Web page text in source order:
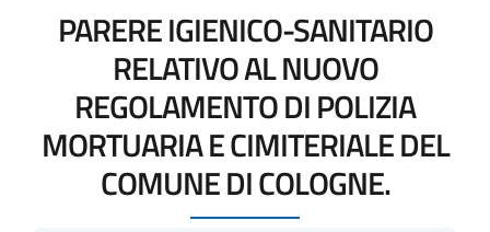
PARERE IGIENICO-SANITARIO
RELATIVO AL NUOVO
REGOLAMENTO DI POLIZIA
MORTUARIA E CIMITERIALE DEL
COMUNE DI COLOGNE.